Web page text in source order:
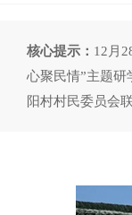
核心提示： 12月
心聚民情”主题
阳村村民委员会